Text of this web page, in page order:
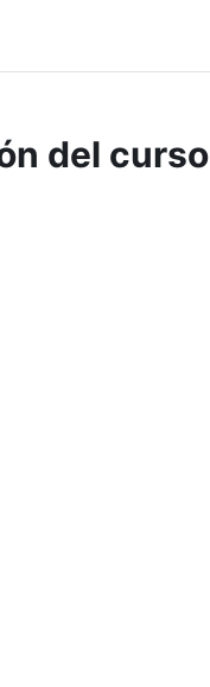
del curso